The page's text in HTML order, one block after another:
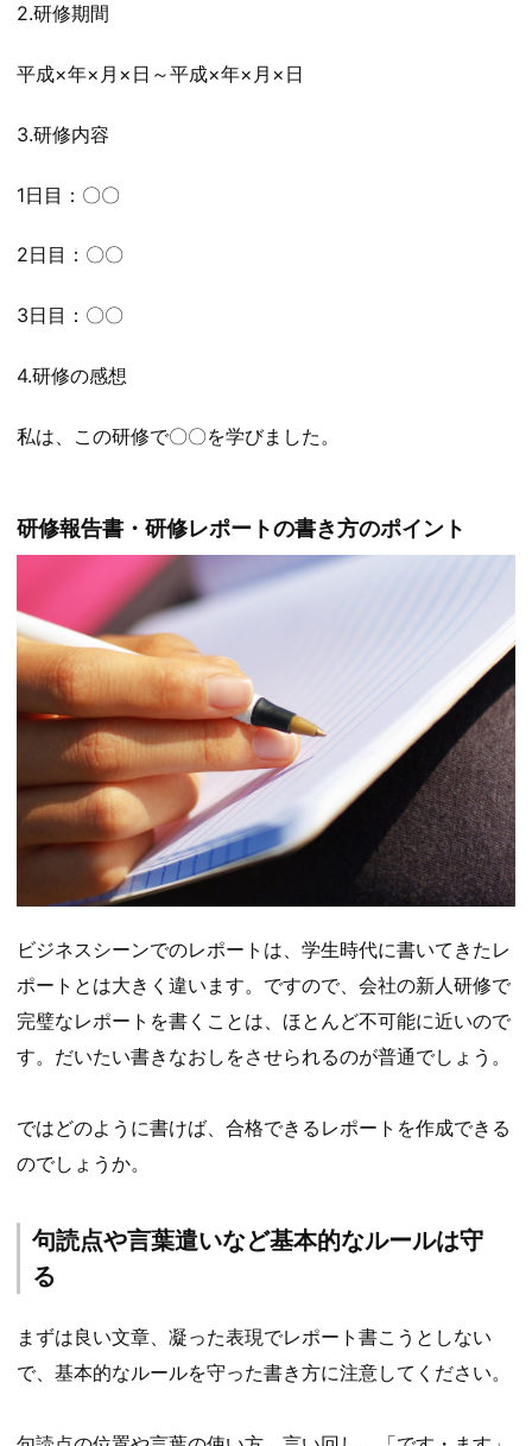
2.研修期間
平成×年×月×日～平成×年×月×日
3.研修内容
1日目：〇〇
2日目：〇〇
3日目：〇〇
4.研修の感想
私は、この研修で〇〇を学びました。
研修報告書・研修レポートの書き方のポイント
ビジネスシーンでのレポートは、学生時代に書いてきたレ
ポートとは大きく違います。ですので、会社の新人研修で
完璧なレポートを書くことは、ほとんど不可能に近いので
す。だいたい書きなおしをさせられるのが普通でしょう。
ではどのように書けば、合格できるレポートを作成できる
のでしょうか。
句読点や言葉遣いなど基本的なルールは守
る
まずは良い文章、凝った表現でレポート書こうとしない
で、基本的なルールを守った書き方に注意してください。